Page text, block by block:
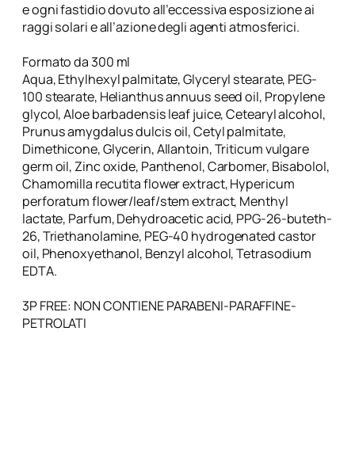
l
C
o
l
l
a
g
e
n
e
e
P
r
o
t
e
i
n
e
e ogni fastidio dovuto all’eccessiva esposizione ai
raggi solari e all’azione degli agenti atmosferici.
Formato da 300 ml
Aqua, Ethylhexyl palmitate, Glyceryl stearate, PEG-
100 stearate, Helianthus annuus seed oil, Propylene
glycol, Aloe barbadensis leaf juice, Cetearyl alcohol,
Prunus amygdalus dulcis oil, Cetyl palmitate,
Dimethicone, Glycerin, Allantoin, Triticum vulgare
germ oil, Zinc oxide, Panthenol, Carbomer, Bisabolol,
Chamomilla recutita flower extract, Hypericum
perforatum flower/leaf/stem extract, Menthyl
lactate, Parfum, Dehydroacetic acid, PPG-26-buteth-
26, Triethanolamine, PEG-40 hydrogenated castor
oil, Phenoxyethanol, Benzyl alcohol, Tetrasodium
EDTA.
3P FREE: NON CONTIENE PARABENI-PARAFFINE-
PETROLATI